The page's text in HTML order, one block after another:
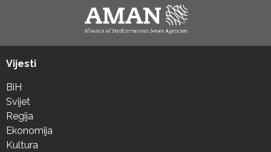
Vijesti
BiH
Svijet
Regija
Ekonomija
Kultura